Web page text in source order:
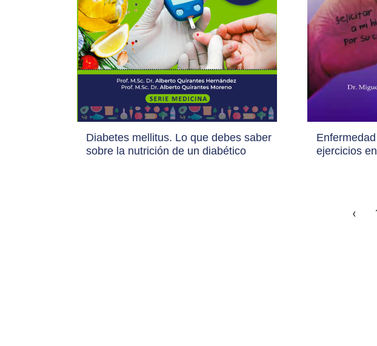
Diabetes mellitus. Lo que debes saber
sobre la nutrición de un diabético
ejercicios
‹